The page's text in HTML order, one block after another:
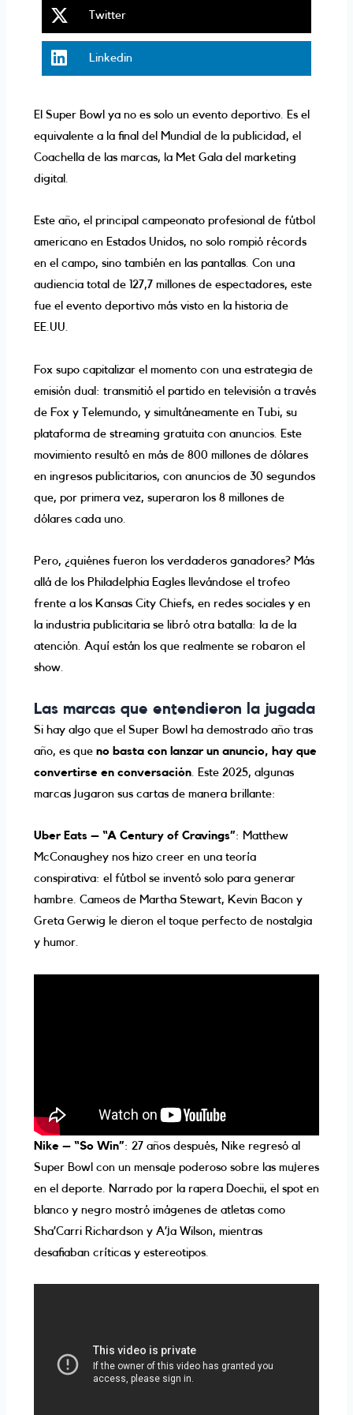
Share
Twitter
Share
Linkedin
El Super Bowl ya no es solo un evento deportivo. Es el
equivalente a la final del Mundial de la publicidad, el
Coachella de las marcas, la Met Gala del marketing
digital.
Este año, el principal campeonato profesional de fútbol
americano en Estados Unidos, no solo rompió récords
en el campo, sino también en las pantallas. Con una
audiencia total de 127,7 millones de espectadores, este
fue el evento deportivo más visto en la historia de
EE.UU.
Fox supo capitalizar el momento con una estrategia de
emisión dual: transmitió el partido en televisión a través
de Fox y Telemundo, y simultáneamente en Tubi, su
plataforma de streaming gratuita con anuncios. Este
movimiento resultó en más de 800 millones de dólares
en ingresos publicitarios, con anuncios de 30 segundos
que, por primera vez, superaron los 8 millones de
dólares cada uno.
Pero, ¿quiénes fueron los verdaderos ganadores? Más
allá de los Philadelphia Eagles llevándose el trofeo
frente a los Kansas City Chiefs, en redes sociales y en
la industria publicitaria se libró otra batalla: la de la
atención. Aquí están los que realmente se robaron el
show.
Las marcas que entendieron la jugada
Si hay algo que el Super Bowl ha demostrado año tras
año, es que no basta con lanzar un anuncio, hay que
convertirse en conversación. Este 2025, algunas
marcas jugaron sus cartas de manera brillante:
Uber Eats – “A Century of Cravings”: Matthew
McConaughey nos hizo creer en una teoría
conspirativa: el fútbol se inventó solo para generar
hambre. Cameos de Martha Stewart, Kevin Bacon y
Greta Gerwig le dieron el toque perfecto de nostalgia
y humor.
Nike – “So Win”: 27 años después, Nike regresó al
Super Bowl con un mensaje poderoso sobre las mujeres
en el deporte. Narrado por la rapera Doechii, el spot en
blanco y negro mostró imágenes de atletas como
Sha’Carri Richardson y A’ja Wilson, mientras
desafiaban críticas y estereotipos.